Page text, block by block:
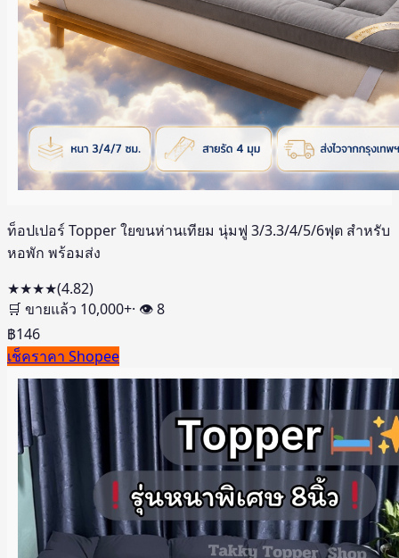
ท็อปเปอร์ Topper ใยขนห่านเทียม นุ่มฟู 3/3.3/4/5/6ฟุต สำหรับ
หอพัก พร้อมส่ง
★★★★(4.82)
🛒 ขายแล้ว 10,000+· 👁8
฿146
เช็คราคา Shopee